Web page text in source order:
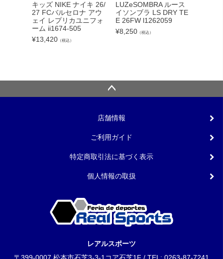
キッズ NIKE ナイキ 26/
27 FCバルセロナ アウ
ェイ レプリカユニフォ
ーム ii1674-505
¥13,420 （税込）
LUZeSOMBRA ルース
イソンブラ LS DRY TE
E 26FW l1262059
¥8,250 （税込）
店舗情報
ご利用ガイド
特定商取引法に基づく表示
個人情報の取扱
レアルスポーツ